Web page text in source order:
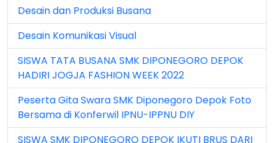
Mar 2023 (8)
Mar 2024 (1)
Mar 2026 (3)
May 2026 (16)
Nov 2022 (101)
Desain dan Produksi Busana
Desain Komunikasi Visual
SISWA TATA BUSANA SMK DIPONEGORO DEPOK
HADIRI JOGJA FASHION WEEK 2022
Peserta Gita Swara SMK Diponegoro Depok Foto
Bersama di Konferwil IPNU-IPPNU DIY
SISWA SMK DIPONEGORO DEPOK IKUTI BRUS DARI